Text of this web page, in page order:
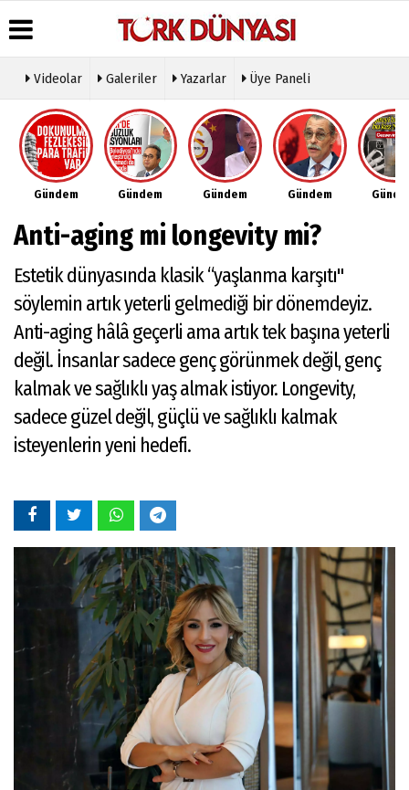
Üye Paneli
Haber
Arşivi
Gazete
Arşivi
Günün
Haberleri
Hava
Durumu
Gazete
Manşetleri
Anketler
Biyografiler
Köşe
Yazarları
Video
Galeri
Foto
Etkinlikler
Künye
İletişim
Çerez
Politikası
İlkeleri
Videolar Galeriler Yazarlar Üye Paneli
Gündem Gündem Gündem Gündem
Anti-aging mi longevity mi?
Estetik dünyasında klasik “yaşlanma karşıtı"
söylemin artık yeterli gelmediği bir dönemdeyiz.
Anti-aging hâlâ geçerli ama artık tek başına yeterli
değil. İnsanlar sadece genç görünmek değil, genç
kalmak ve sağlıklı yaş almak istiyor. Longevity,
sadece güzel değil, güçlü ve sağlıklı kalmak
isteyenlerin yeni hedefi.